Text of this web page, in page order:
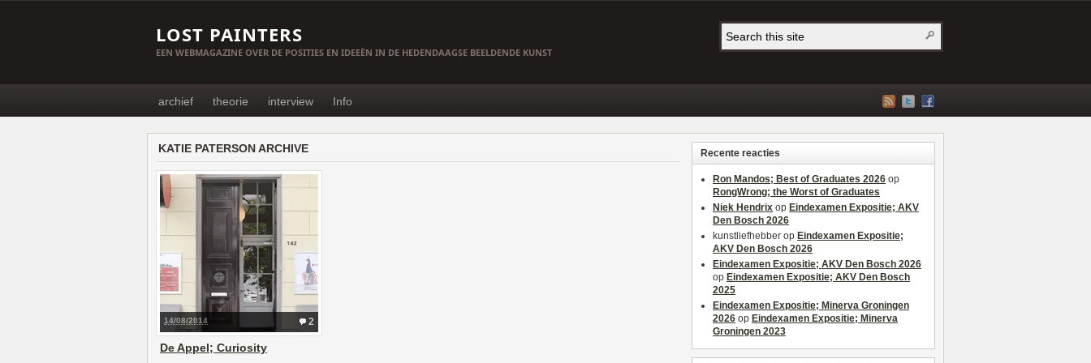
LOST PAINTERS
EEN WEBMAGAZINE OVER DE POSITIES EN IDEEËN IN DE HEDENDAAGSE BEELDENDE KUNST
archief theorie interview Info
KATIE PATERSON ARCHIVE
2
14/08/2014
De Appel; Curiosity
Recente reacties
Ron Mandos; Best of Graduates 2026 op
RongWrong; the Worst of Graduates
Niek Hendrix op Eindexamen Expositie; AKV
Den Bosch 2026
kunstliefhebber op Eindexamen Expositie;
AKV Den Bosch 2026
Eindexamen Expositie; AKV Den Bosch 2026
op Eindexamen Expositie; AKV Den Bosch
2025
Eindexamen Expositie; Minerva Groningen
2026 op Eindexamen Expositie; Minerva
Groningen 2023